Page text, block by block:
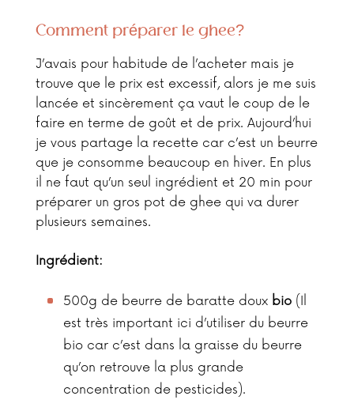
Comment préparer le ghee?
J’avais pour habitude de l’acheter mais je
trouve que le prix est excessif, alors je me suis
lancée et sincèrement ça vaut le coup de le
faire en terme de goût et de prix. Aujourd’hui
je vous partage la recette car c’est un beurre
que je consomme beaucoup en hiver. En plus
il ne faut qu’un seul ingrédient et 20 min pour
préparer un gros pot de ghee qui va durer
plusieurs semaines.
Ingrédient:
500g de beurre de baratte doux bio(Il
est très important ici d’utiliser du beurre
bio car c’est dans la graisse du beurre
qu’on retrouve la plus grande
concentration de pesticides).